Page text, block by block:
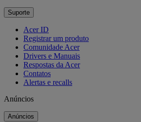
Suporte
Acer ID
Registrar um produto
Comunidade Acer
Drivers e Manuais
Respostas da Acer
Contatos
Alertas e recalls
Anúncios
Anúncios